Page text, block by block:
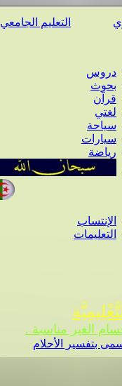
التعليم الجامعي
دروس
بحوث
قرآن
لغتي
سياحة
سيارات
رياضة
الإنتساب
التعليمات
الغير مناسبة .
بتفسير الأحلام